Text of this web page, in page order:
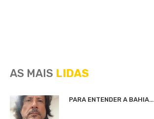
AS MAIS LIDAS
PARA ENTENDER A BAHIA…